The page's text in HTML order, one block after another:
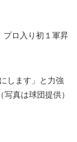
プロ入り初１軍昇
します」と力強
真は球団提供）